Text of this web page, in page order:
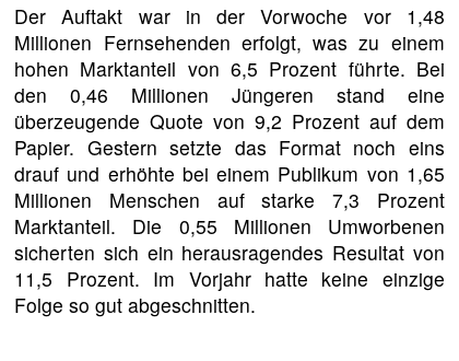
Der Auftakt war in der Vorwoche vor 1,48
Millionen Fernsehenden erfolgt, was zu einem
hohen Marktanteil von 6,5 Prozent führte. Bei
den 0,46 Millionen Jüngeren stand eine
überzeugende Quote von 9,2 Prozent auf dem
Papier. Gestern setzte das Format noch eins
drauf und erhöhte bei einem Publikum von 1,65
Millionen Menschen auf starke 7,3 Prozent
Marktanteil. Die 0,55 Millionen Umworbenen
sicherten sich ein herausragendes Resultat von
11,5 Prozent. Im Vorjahr hatte keine einzige
Folge so gut abgeschnitten.